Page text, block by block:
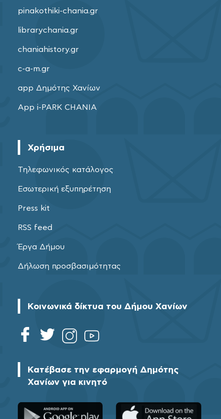
pinakothiki-chania.gr
librarychania.gr
chaniahistory.gr
c-a-m.gr
app Δημότης Χανίων
App i-PARK CHANIA
Χρήσιμα
Τηλεφωνικός κατάλογος
Εσωτερική εξυπηρέτηση
Press kit
RSS feed
Έργα Δήμου
Δήλωση προσβασιμότητας
Κοινωνικά δίκτυα του Δήμου Χανίων
Κατέβασε την εφαρμογή Δημότης
Χανίων για κινητό